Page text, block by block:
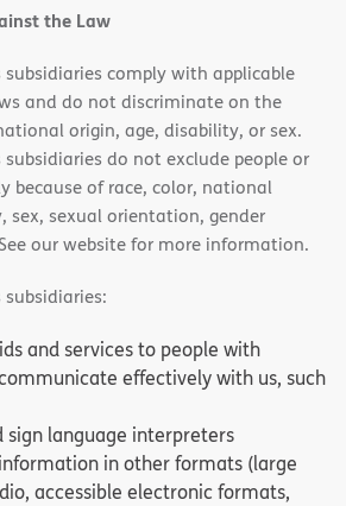
the Law
comply with applicable
and do not discriminate on the
origin, age, disability, or sex.
do not exclude people or
because of race, color, national
sex, sexual orientation, gender
our website for more information.
and services to people with
effectively with us, such
sign language interpreters
in other formats (large
accessible electronic formats,